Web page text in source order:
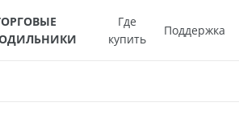
Где
купить
Поддержка